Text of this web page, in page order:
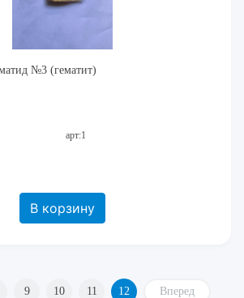
№3 (гематит)
арт:1
В корзину
9 10 11 12 Вперед